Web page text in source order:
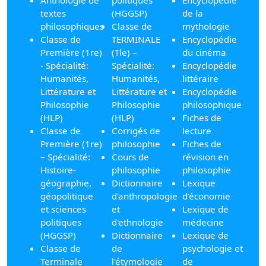
textes
philosophiques
Classe de
Première (1re)
- Spécialité:
Humanités,
Littérature et
Philosophie
(HLP)
Classe de
Première (1re)
– Spécialité:
Histoire-
géographie,
géopolitique
et sciences
politiques
(HGGSP)
Classe de
Terminale
(HGGSP)
Classe de
TERMINALE
(Tle) –
Spécialité:
Humanités,
Littérature et
Philosophie
(HLP)
Corrigés de
philosophie
Cours de
philosophie
Dictionnaire
d'anthropologie
et
d'ethnologie
Dictionnaire
de
l'étymologie
de la
mythologie
Encyclopédie
du cinéma
Encyclopédie
littéraire
Encyclopédie
philosophique
Fiches de
lecture
Fiches de
révision en
philosophie
Lexique
d'économie
Lexique de
médecine
Lexique de
psychologie et
de